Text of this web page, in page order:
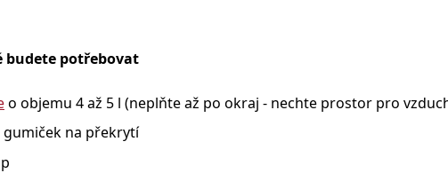
budete potřebovat
o objemu 4 až 5 l (neplňte až po okraj - nechte prostor pro
gumiček na překrytí